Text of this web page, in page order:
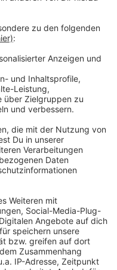
will mit
ob bei der
den Vorfall
Reitshow fragt sich,